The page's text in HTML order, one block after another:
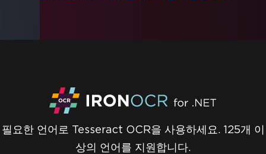
필요한 언어로 Tesseract OCR을 사용하세요. 125개 이
상의 언어를 지원합니다.